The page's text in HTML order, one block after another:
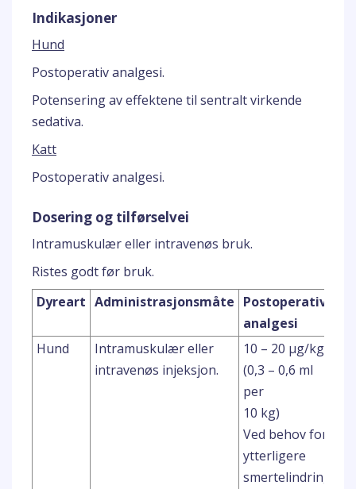
Indikasjoner
Hund
Postoperativ analgesi.
Potensering av effektene til sentralt virkende
sedativa.
Katt
Postoperativ analgesi.
Dosering og tilførselvei
Intramuskulær eller intravenøs bruk.
Ristes godt før bruk.
Dyreart Administrasjonsmåte Postoperativ
analgesi
Hund
Intramuskulær eller
intravenøs injeksjon.
10 – 20 μg/kg
(0,3 – 0,6 ml
per
10 kg)
Ved behov for
ytterligere
smertelindring